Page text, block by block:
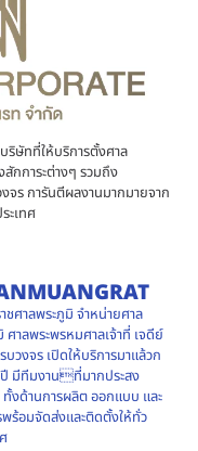
ริษัทที่ให้บริการตั้งศาล
สักการะต่างๆ รวมถึง
ร การันตีผลงานมากมายจาก
ะเทศ
ชศาลพระภูมิ จำหน่ายศาล
ศาลพระพรหมศาลเจ้าที่ เจดีย์
วงจร เปิดให้บริการมาแล้วก
ปี มีทีมงานที่มากประสง
งด้านการผลิต ออกแบบ และ
พร้อมจัดส่งและติดตั้งให้ทั่ว